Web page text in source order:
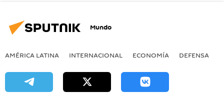
Mundo
AMÉRICA LATINA INTERNACIONAL ECONOMÍA DEFENSA